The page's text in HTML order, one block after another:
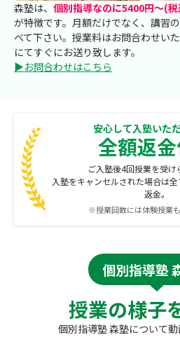
森塾は、 個別指導なのに5400円～(税
が特徴です。月額だけでなく、講習
べて下さい。授業料はお問合わせい
にてすぐにお送り致します。
▶お問合わせはこちら
安心して入塾いた
全額返
ご入塾後4回授業を受け
入塾をキャンセルされた場合は
返金。
※授業回数には体験授業も
個別指導塾
授業の様子
個別指導塾 森塾について動